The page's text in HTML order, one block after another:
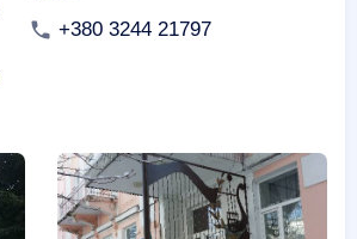
+380 3244 21797